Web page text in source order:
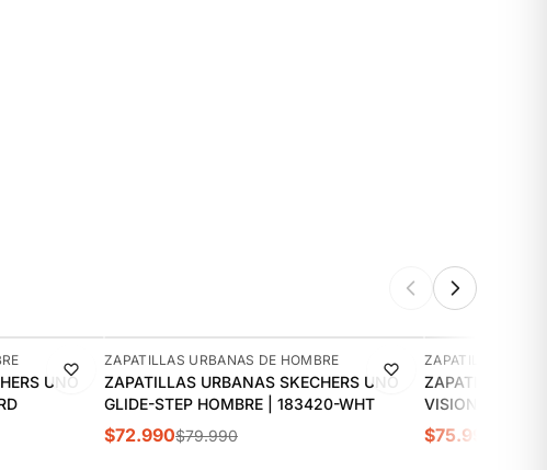
UNO
-9%
ZAPATILLAS URBANAS DE HOMBRE
ZAPATILLAS URBANAS SKECHERS UNO
GLIDE-STEP HOMBRE | 183420-WHT
$72.990$79.990
-16%
ZAPATILLAS
ZAPATILLAS
VISION LOW
$75.990